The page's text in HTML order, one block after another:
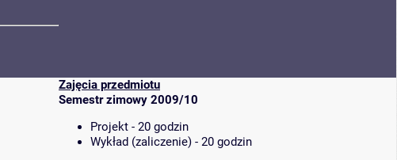
Zajęcia przedmiotu
Semestr zimowy 2009/10
Projekt - 20 godzin
Wykład (zaliczenie) - 20 godzin